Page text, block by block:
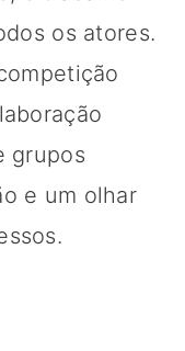
os atores.
grupos
e um olhar